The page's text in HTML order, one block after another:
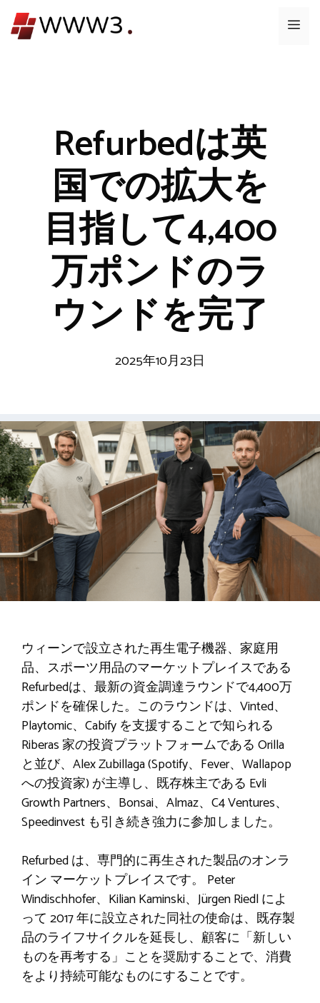
ン
メ
Refurbedは英
国での拡大を
目指して4,400
万ポンドのラ
ウンドを完了
2025年10月23日
ウィーンで設立された再生電子機器、家庭用
品、スポーツ用品のマーケットプレイスである
Refurbedは、最新の資金調達ラウンドで4,400万
ポンドを確保した。このラウンドは、Vinted、
Playtomic、Cabify を支援することで知られる
Riberas 家の投資プラットフォームである Orilla
と並び、Alex Zubillaga (Spotify、Fever、Wallapop
への投資家) が主導し、既存株主である Evli
Growth Partners、Bonsai、Almaz、C4 Ventures、
Speedinvest も引き続き強力に参加しました。
Refurbed は、専門的に再生された製品のオンラ
イン マーケットプレイスです。 Peter
Windischhofer、Kilian Kaminski、Jürgen Riedl によ
って 2017 年に設立された同社の使命は、既存製
品のライフサイクルを延長し、顧客に「新しい
ものを再考する」ことを奨励することで、消費
をより持続可能なものにすることです。